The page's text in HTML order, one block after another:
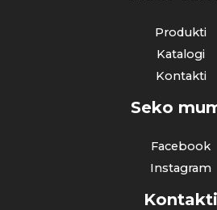
Produkti
Katalogi
Kontakti
Seko
Facebook
Instagram
Kontakti